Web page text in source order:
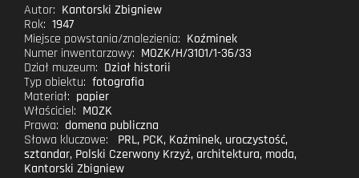
Autor: Kantorski Zbigniew
Rok: 1947
Miejsce powstania/znalezienia: Koźminek
Numer inwentarzowy: MOZK/H/3101/1-36/33
Dział muzeum: Dział historii
Typ obiektu: fotografia
Materiał: papier
Właściciel: MOZK
Prawa: domena publiczna
Słowa kluczowe:
PRL, PCK, Koźminek, uroczystość,
sztandar, Polski Czerwony Krzyż, architektura, moda,
Kantorski Zbigniew